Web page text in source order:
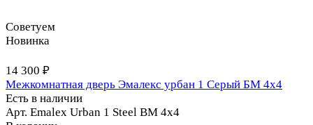
Советуем
Новинка
14 300 ₽
Межкомнатная дверь Эмалекс урбан 1 Серый БМ 4x4
Есть в наличии
Арт. Emalex Urban 1 Steel BM 4x4